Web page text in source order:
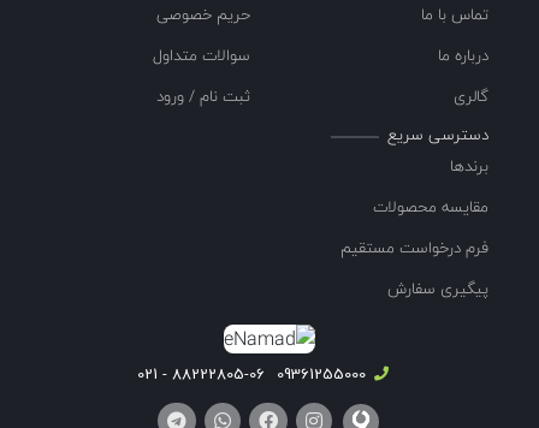
تماس با ما
درباره ما
گالری
حریم خصوصی
سوالات متداول
ثبت نام / ورود
دسترسی سریع
برندها
مقایسه محصولات
فرم درخواست مستقیم
پیگیری سفارش
09361255000
88222805-06 - 021